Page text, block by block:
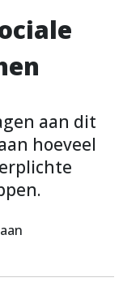
aan dit
hoeveel